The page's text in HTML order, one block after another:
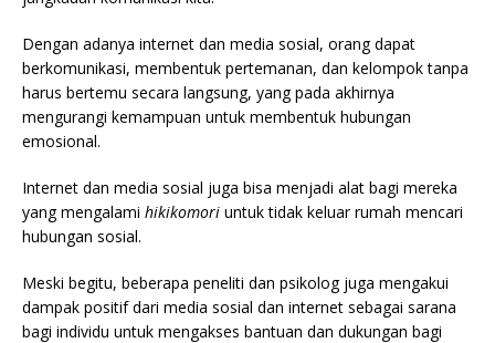
Dengan adanya internet dan media sosial, orang dapat
berkomunikasi, membentuk pertemanan, dan kelompok tanpa
harus bertemu secara langsung, yang pada akhirnya
mengurangi kemampuan untuk membentuk hubungan
emosional.
Internet dan media sosial juga bisa menjadi alat bagi mereka
yang mengalami hikikomori untuk tidak keluar rumah mencari
hubungan sosial.
Meski begitu, beberapa peneliti dan psikolog juga mengakui
dampak positif dari media sosial dan internet sebagai sarana
bagi individu untuk mengakses bantuan dan dukungan bagi